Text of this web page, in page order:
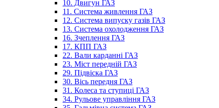
10. Двигун ГАЗ
11. Система живлення ГАЗ
12. Система випуску газів ГАЗ
13. Система охолодження ГАЗ
16. Зчеплення ГАЗ
17. КПП ГАЗ
22. Вали карданні ГАЗ
23. Міст передній ГАЗ
29. Підвіска ГАЗ
30. Вісь передня ГАЗ
31. Колеса та ступиці ГАЗ
34. Рульове управління ГАЗ